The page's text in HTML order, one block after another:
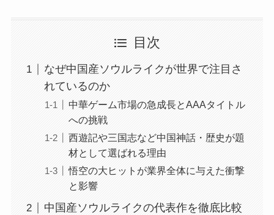
目次
なぜ中国産ソウルライクが世界で注目さ
れているのか
中華ゲーム市場の急成長とAAAタイトル
への挑戦
西遊記や三国志など中国神話・歴史が題
材として選ばれる理由
悟空の大ヒットが業界全体に与えた衝撃
と影響
中国産ソウルライクの代表作を徹底比較